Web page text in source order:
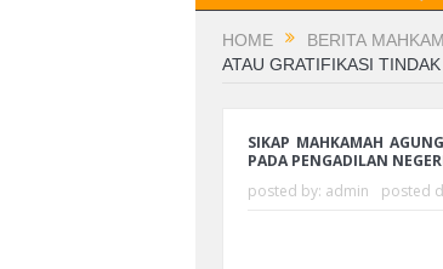
HOME BERITA
ATAU GRATIFIKASI
SIKAP MAHKAMAH
PADA PENGADILAN
posted by: admin posted